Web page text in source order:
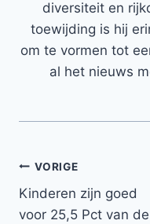
diversiteit en
toewijding is hij
om te vormen tot
al het nieuws
Bericht
navigatie
VORIGE
Kinderen zijn goed
voor 25,5 Pct van de